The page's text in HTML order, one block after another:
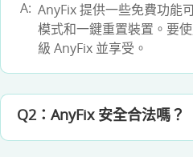
AnyFix 提供一些免費功能
模式和一鍵重置裝置。要
級 AnyFix 並享受。
Q2：AnyFix 安全合法嗎？